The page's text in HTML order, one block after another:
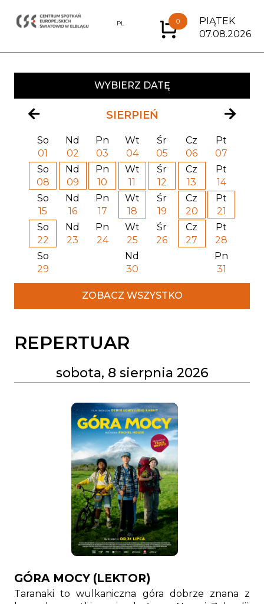
PL 0
PIĄTEK
07.08.2026
WYBIERZ DATĘ
SIERPIEŃ
So
01
Nd
02
Pn
03
Wt
04
Śr
05
Cz
06
Pt
07
So
08
Nd
09
Pn
10
Wt
11
Śr
12
Cz
13
Pt
14
So
15
Nd
16
Pn
17
Wt
18
Śr
19
Cz
20
Pt
21
So
22
Nd
23
Pn
24
Wt
25
Śr
26
Cz
27
Pt
28
So
29
Nd
30
Pn
31
ZOBACZ WSZYSTKO
REPERTUAR
sobota, 8 sierpnia 2026
GÓRA MOCY (LEKTOR)
Taranaki to wulkaniczna góra dobrze znana z